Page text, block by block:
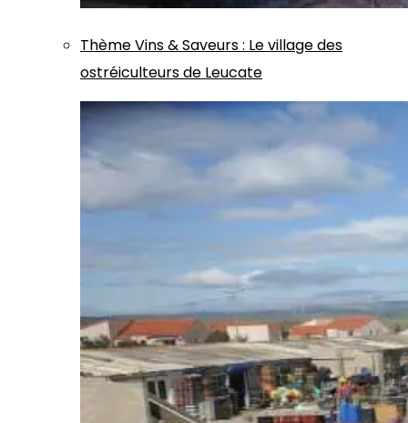
ThèmeVins & Saveurs: Le village des
ostréiculteurs de Leucate